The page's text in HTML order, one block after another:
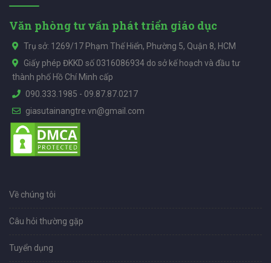
Văn phòng tư vấn phát triển giáo dục
Trụ sở: 1269/17 Phạm Thế Hiển, Phường 5, Quận 8, HCM
Giấy phép ĐKKD số 0316086934 do sở kế hoạch và đầu tư
thành phố Hồ Chí Minh cấp
090.333.1985 - 09.87.87.0217
giasutainangtre.vn@gmail.com
Về chúng tôi
Câu hỏi thường gặp
Tuyển dụng